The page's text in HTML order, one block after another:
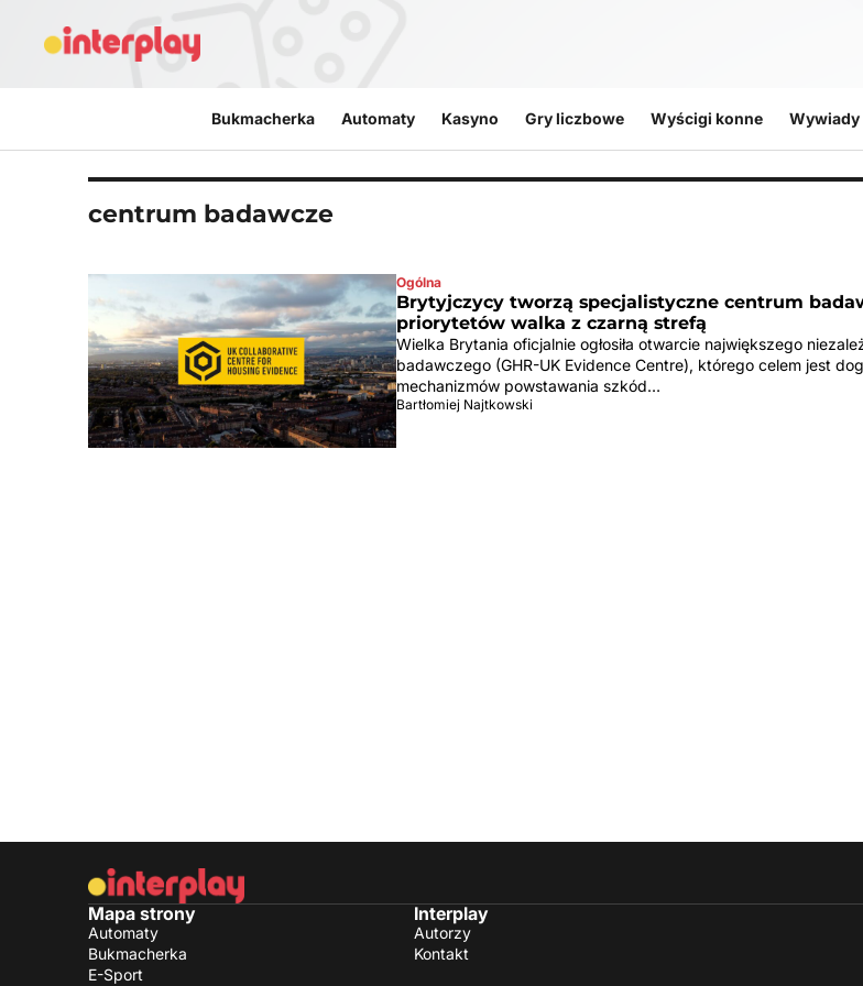
Bukmacherka Automaty Kasyno Gry liczbowe Wyścigi konne Wywiady
centrum badawcze
Ogólna
Brytyjczycy tworzą specjalistyczne centrum
priorytetów walka z czarną strefą
Wielka Brytania oficjalnie ogłosiła otwarcie największego
badawczego (GHR-UK Evidence Centre), którego celem jest
mechanizmów powstawania szkód…
Bartłomiej Najtkowski
Mapa strony
Automaty
Bukmacherka
E-Sport
Interplay
Autorzy
Kontakt